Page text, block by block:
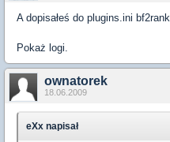
A dopisałeś do plugins.ini bf2rank.
Pokaż logi.
ownatorek
18.06.2009
eXx napisał